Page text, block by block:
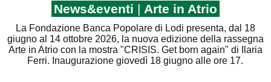
News&eventi | Arte in Atrio
La Fondazione Banca Popolare di Lodi presenta, dal 18
giugno al 14 ottobre 2026, la nuova edizione della rassegna
Arte in Atrio con la mostra "CRISIS. Get born again" di Ilaria
Ferri. Inaugurazione giovedì 18 giugno alle ore 17.